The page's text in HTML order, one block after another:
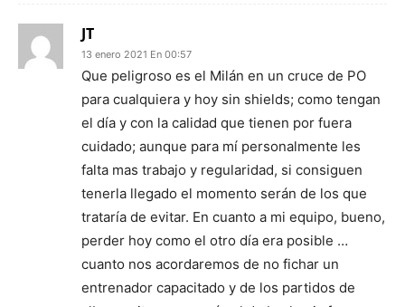
JT
13 enero 2021 En 00:57
Que peligroso es el Milán en un cruce de PO
para cualquiera y hoy sin shields; como tengan
el día y con la calidad que tienen por fuera
cuidado; aunque para mí personalmente les
falta mas trabajo y regularidad, si consiguen
tenerla llegado el momento serán de los que
trataría de evitar. En cuanto a mi equipo, bueno,
perder hoy como el otro día era posible …
cuanto nos acordaremos de no fichar un
entrenador capacitado y de los partidos de